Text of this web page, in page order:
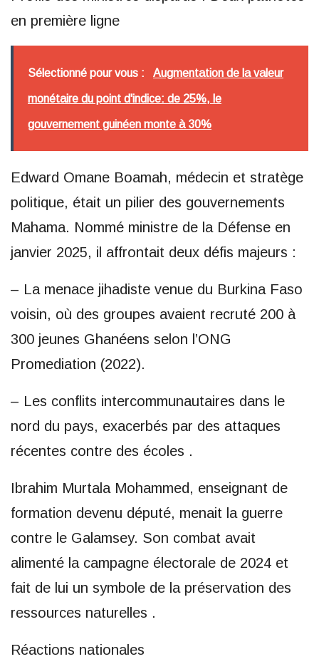
en première ligne
Sélectionné pour vous : Augmentation de la valeur
monétaire du point d'indice: de 25%, le
gouvernement guinéen monte à 30%
Edward Omane Boamah, médecin et stratège
politique, était un pilier des gouvernements
Mahama. Nommé ministre de la Défense en
janvier 2025, il affrontait deux défis majeurs :
– La menace jihadiste venue du Burkina Faso
voisin, où des groupes avaient recruté 200 à
300 jeunes Ghanéens selon l’ONG
Promediation (2022).
– Les conflits intercommunautaires dans le
nord du pays, exacerbés par des attaques
récentes contre des écoles .
Ibrahim Murtala Mohammed, enseignant de
formation devenu député, menait la guerre
contre le Galamsey. Son combat avait
alimenté la campagne électorale de 2024 et
fait de lui un symbole de la préservation des
ressources naturelles .
Réactions nationales